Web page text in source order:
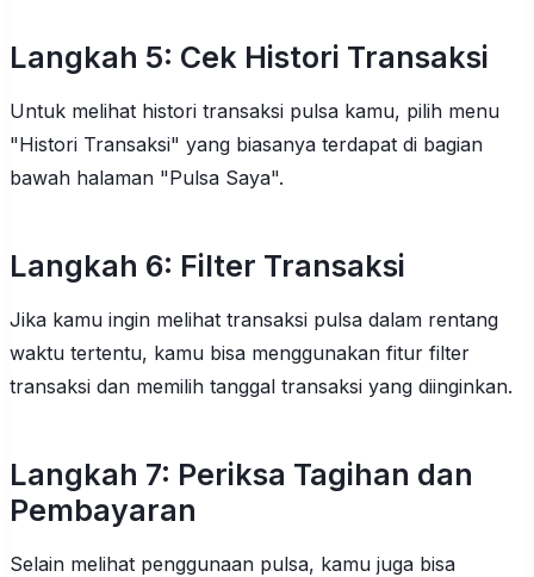
Langkah 5: Cek Histori Transaksi
Untuk melihat histori transaksi pulsa kamu, pilih menu
"Histori Transaksi" yang biasanya terdapat di bagian
bawah halaman "Pulsa Saya".
Langkah 6: Filter Transaksi
Jika kamu ingin melihat transaksi pulsa dalam rentang
waktu tertentu, kamu bisa menggunakan fitur filter
transaksi dan memilih tanggal transaksi yang diinginkan.
Langkah 7: Periksa Tagihan dan
Pembayaran
Selain melihat penggunaan pulsa, kamu juga bisa